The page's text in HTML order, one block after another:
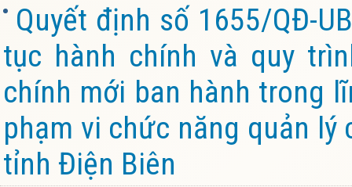
Quyết định số 1655/QĐ-
tục hành chính và quy
chính mới ban hành trong
phạm vi chức năng quản
tỉnh Điện Biên